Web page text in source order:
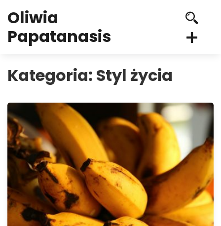
Oliwia
Papatanasis
Kategoria: Styl życia